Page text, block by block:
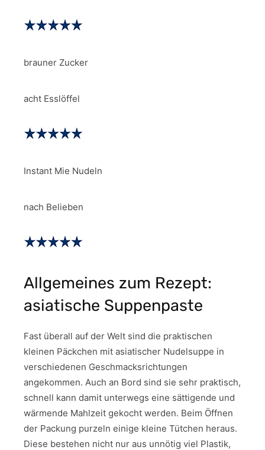
brauner Zucker
acht Esslöffel
Instant Mie Nudeln
nach Belieben
Allgemeines zum Rezept:
asiatische Suppenpaste
Fast überall auf der Welt sind die praktischen
kleinen Päckchen mit asiatischer Nudelsuppe in
verschiedenen Geschmacksrichtungen
angekommen. Auch an Bord sind sie sehr praktisch,
schnell kann damit unterwegs eine sättigende und
wärmende Mahlzeit gekocht werden. Beim Öffnen
der Packung purzeln einige kleine Tütchen heraus.
Diese bestehen nicht nur aus unnötig viel Plastik,